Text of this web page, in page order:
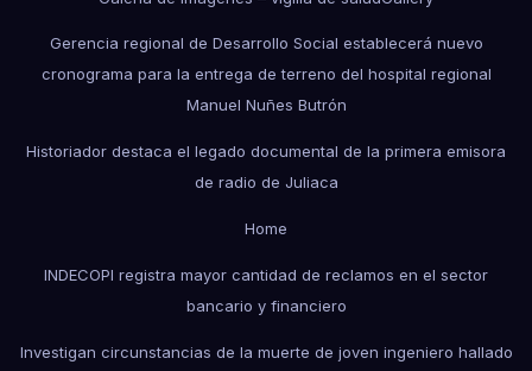
Gerencia regional de Desarrollo Social establecerá nuevo
cronograma para la entrega de terreno del hospital regional
Manuel Nuñes Butrón
Historiador destaca el legado documental de la primera emisora
de radio de Juliaca
Home
INDECOPI registra mayor cantidad de reclamos en el sector
bancario y financiero
Investigan circunstancias de la muerte de joven ingeniero hallado